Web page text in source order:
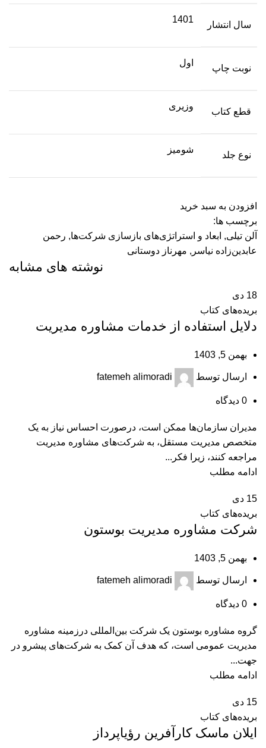
سال انتشار
1401
نوبت چاپ
اول
قطع کتاب
وزیری
نوع جلد
شومیز
افزودن به سبد خرید
برچسب ها:
آلن تیلی, ابعاد و استراتژی‌های بازسازی شرکت‌ها, رحمن
عابدین‌زاده نیاسر , مهرناز دوستانی
نوشته های مشابه
18 دی
بریده‌های کتاب
دلایل استفاده از خدمات مشاوره مدیریت
بهمن 5, 1403
ارسال توسط fatemeh alimoradi
0 دیدگاه
مدیران سازمان‌ها ممکن است، درصورت احساس نیاز به یک
متخصص مدیریت مستقل، به شرکت‌های مشاوره مدیریت
مراجعه کنند، زیرا فکر...
ادامه مطلب
15 دی
بریده‌های کتاب
شرکت مشاوره مدیریت بوستون
بهمن 5, 1403
ارسال توسط fatemeh alimoradi
0 دیدگاه
گروه مشاوره بوستون یک شرکت بین‌المللی درزمینه مشاوره
مدیریت عمومی است، که هدف آن کمک به شرکت‌های پیشرو در
جهت...
ادامه مطلب
15 دی
بریده‌های کتاب
ایلان ماسک کارآفرین رؤیاپرداز